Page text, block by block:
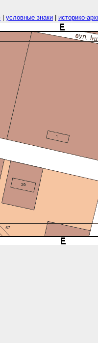
условные знаки историко-